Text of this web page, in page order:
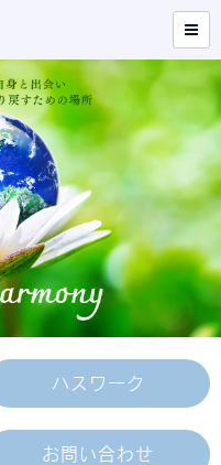
ハスワーク
お問い合わせ